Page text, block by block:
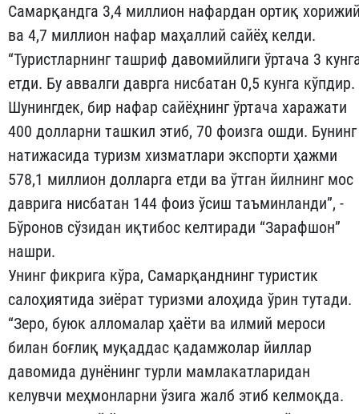
Самарқандга 3,4 миллион нафардан ортиқ
ва 4,7 миллион нафар маҳаллий сайёҳ келди.
“Туристларнинг ташриф давомийлиги ўртача 3
етди. Бу аввалги даврга нисбатан 0,5 кунга кўпдир.
Шунингдек, бир нафар сайёҳнинг ўртача харажати
400 долларни ташкил этиб, 70 фоизга ошди. Бунинг
натижасида туризм хизматлари экспорти ҳажми
578,1 миллион долларга етди ва ўтган йилнинг мос
даврига нисбатан 144 фоиз ўсиш таъминланди”, -
Бўронов сўзидан иқтибос келтиради “Зарафшон”
нашри.
Унинг фикрига кўра, Самарқанднинг туристик
салоҳиятида зиёрат туризми алоҳида ўрин тутади.
“Зеро, буюк алломалар ҳаёти ва илмий мероси
билан боғлиқ муқаддас қадамжолар йиллар
давомида дунёнинг турли мамлакатларидан
келувчи меҳмонларни ўзига жалб этиб келмоқда.